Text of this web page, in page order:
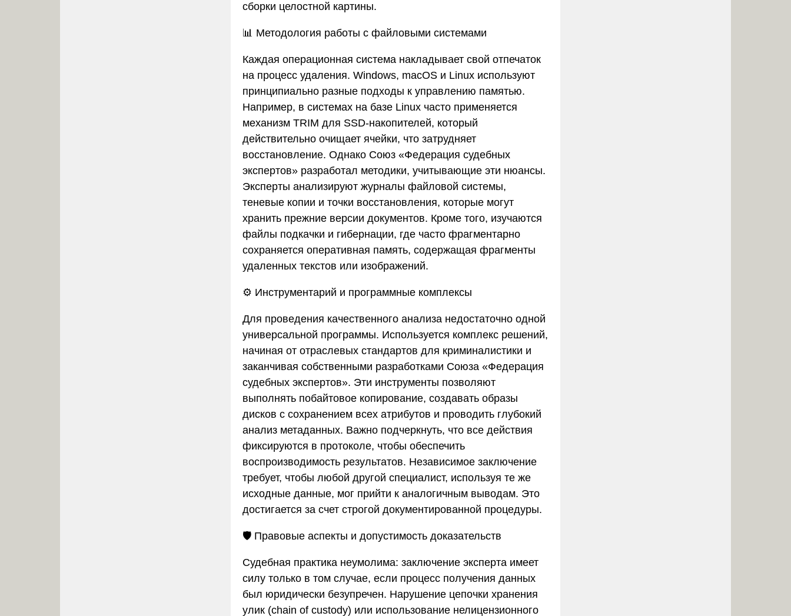
сборки целостной картины.
📊 Методология работы с файловыми системами
Каждая операционная система накладывает свой отпечаток
на процесс удаления. Windows, macOS и Linux используют
принципиально разные подходы к управлению памятью.
Например, в системах на базе Linux часто применяется
механизм TRIM для SSD-накопителей, который
действительно очищает ячейки, что затрудняет
восстановление. Однако Союз «Федерация судебных
экспертов» разработал методики, учитывающие эти нюансы.
Эксперты анализируют журналы файловой системы,
теневые копии и точки восстановления, которые могут
хранить прежние версии документов. Кроме того, изучаются
файлы подкачки и гибернации, где часто фрагментарно
сохраняется оперативная память, содержащая фрагменты
удаленных текстов или изображений.
⚙️ Инструментарий и программные комплексы
Для проведения качественного анализа недостаточно одной
универсальной программы. Используется комплекс решений,
начиная от отраслевых стандартов для криминалистики и
заканчивая собственными разработками Союза «Федерация
судебных экспертов». Эти инструменты позволяют
выполнять побайтовое копирование, создавать образы
дисков с сохранением всех атрибутов и проводить глубокий
анализ метаданных. Важно подчеркнуть, что все действия
фиксируются в протоколе, чтобы обеспечить
воспроизводимость результатов. Независимое заключение
требует, чтобы любой другой специалист, используя те же
исходные данные, мог прийти к аналогичным выводам. Это
достигается за счет строгой документированной процедуры.
🛡️ Правовые аспекты и допустимость доказательств
Судебная практика неумолима: заключение эксперта имеет
силу только в том случае, если процесс получения данных
был юридически безупречен. Нарушение цепочки хранения
улик (chain of custody) или использование нелицензионного